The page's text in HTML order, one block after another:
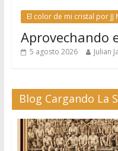
El color de mi cristal por JJ
Aprovechando
5 agosto 2026 Julian
Blog Cargando La